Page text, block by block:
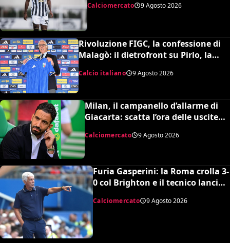
Calciomercato 9 Agosto 2026
Rivoluzione FIGC, la confessione di
Malagò: il dietrofront su Pirlo, la
scelta Mancini e il nuovo volto
dell’Italia
Calcio italiano 9 Agosto 2026
Milan, il campanello d’allarme di
Giacarta: scatta l’ora delle uscite
Calciomercato 9 Agosto 2026
Furia Gasperini: la Roma crolla 3-
0 col Brighton e il tecnico lancia
l’allarme mercato
Calciomercato 9 Agosto 2026